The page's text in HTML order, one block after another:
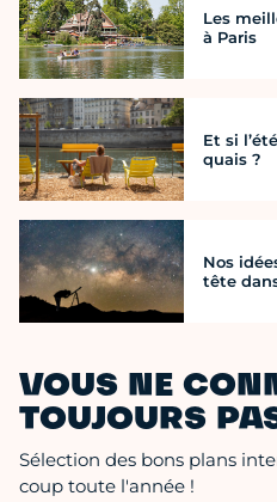
Les
à Paris
Et si
quais ?
Nos
tête
VOUS NE
TOUJOURS
Sélection des bons plans
coup toute l'année !